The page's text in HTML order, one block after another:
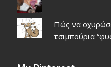
Πώς να
τσιμπούρια